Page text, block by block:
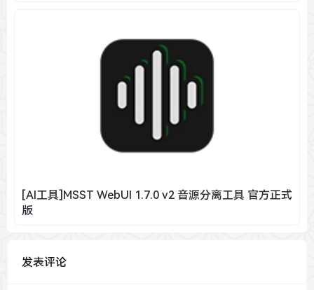
[AI工具]MSST WebUI 1.7.0 v2 音源分离工具 官方正式
版
发表评论